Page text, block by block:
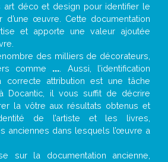
art déco et design pour identifier le
d’une œuvre. Cette documentation
et apporte une valeur ajoutée
des milliers de décorateurs,
comme ... . Aussi, l’identification
correcte attribution est une tâche
Docantic, il vous suffit de décrire
la vôtre aux résultats obtenus et
de l’artiste et les livres,
anciennes dans lesquels l’œuvre a
sur la documentation ancienne,